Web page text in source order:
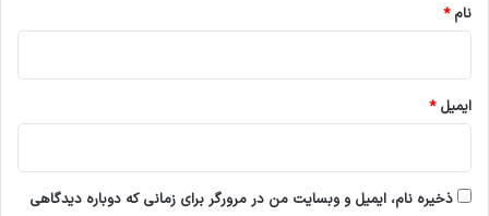
نام*
ایمیل*
ذخیره نام، ایمیل و وبسایت من در مرورگر برای زمانی که دوباره دیدگاهی